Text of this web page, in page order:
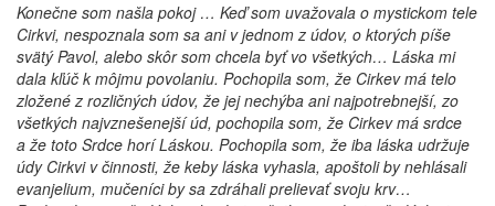
Konečne som našla pokoj … Keď som uvažovala o mystickom tele
Cirkvi, nespoznala som sa ani v jednom z údov, o ktorých píše
svätý Pavol, alebo skôr som chcela byť vo všetkých… Láska mi
dala kľúč k môjmu povolaniu. Pochopila som, že Cirkev má telo
zložené z rozličných údov, že jej nechýba ani najpotrebnejší, zo
všetkých najvznešenejší úd, pochopila som, že Cirkev má srdce
a že toto Srdce horí Láskou. Pochopila som, že iba láska udržuje
údy Cirkvi v činnosti, že keby láska vyhasla, apoštoli by nehlásali
evanjelium, mučeníci by sa zdráhali prelievať svoju krv…